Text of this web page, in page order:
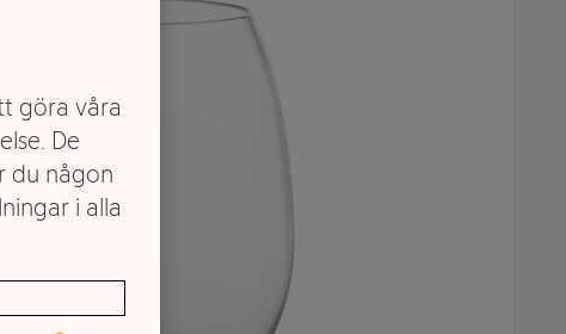
göra våra
De
du någon
i alla